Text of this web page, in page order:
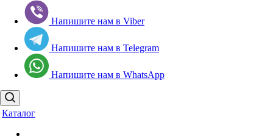
Напишите нам в Viber
Напишите нам в Telegram
Напишите нам в WhatsApp
Каталог